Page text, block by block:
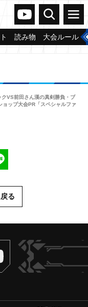
ヴァンガードch
検索 メニュー
読み物 大会ルール
VS前田さん漢の真剣勝負・ブ
ップ大会PR「スペシャルファ
でシェアする
る
ヴァンガードch